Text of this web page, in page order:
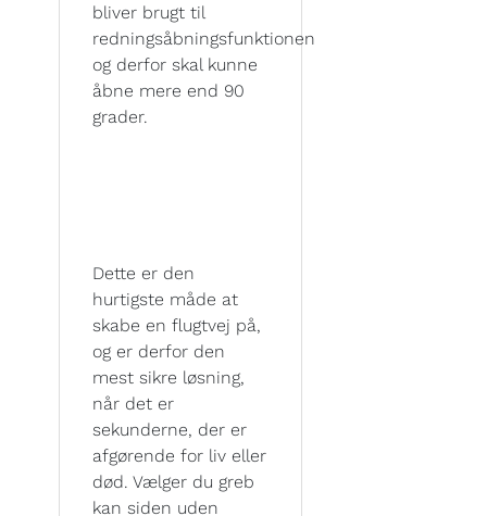
bliver brugt til
redningsåbningsfunktionen
og derfor skal kunne
åbne mere end 90
grader.
Dette er den
hurtigste måde at
skabe en flugtvej på,
og er derfor den
mest sikre løsning,
når det er
sekunderne, der er
afgørende for liv eller
død. Vælger du greb
kan siden uden